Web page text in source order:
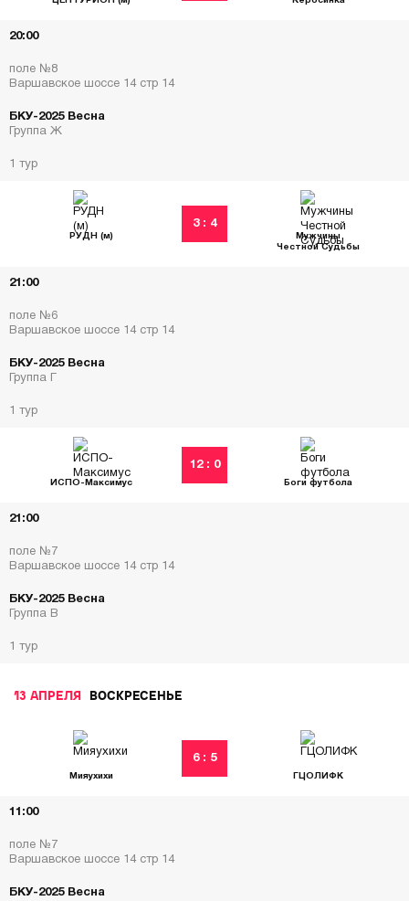
20:00
поле №8
Варшавское шоссе 14 стр 14
1 тур
БКУ-2025 Весна
Группа Ж
21:00
поле №6
Варшавское шоссе 14 стр 14
1 тур
РУДН (м)
3 : 4
Мужчины
Честной Судьбы
БКУ-2025 Весна
Группа Г
21:00
поле №7
Варшавское шоссе 14 стр 14
1 тур
ИСПО-Максимус
12 : 0
Боги футбола
БКУ-2025 Весна
Группа В
13 АПРЕЛЯ ВОСКРЕСЕНЬЕ
11:00
поле №7
Варшавское шоссе 14 стр 14
Мияухихи
6 : 5
ГЦОЛИФК
БКУ-2025 Весна